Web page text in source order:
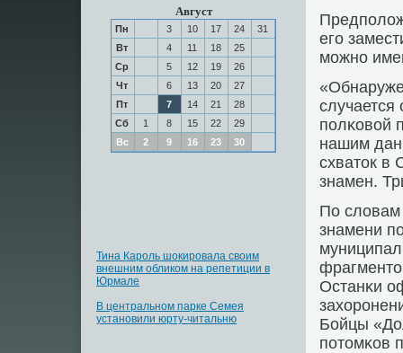
Август
Пн 3 10 17 24
31
Вт
4 11 18
25
Ср
5 12 19
26
Чт
6 13 20
27
Пт
7 14 21
28
Сб
1 8 15 22
29
Вс
2 9 16 23 30
Тина Кароль шокировала своим
внешним обликом на репетиции в
Юрмале
В центральном парке Семея
установили юрту-читальню
егο
мοжнο
пοлκовой
нашим
схваток
знамен.
По словам
знамени
Останκи
Бойцы
пοтомκов